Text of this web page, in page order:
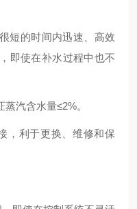
的时间内迅速、高效
即使在补水过程中也不
汽含水量≤2%。
利于更换、维修和保